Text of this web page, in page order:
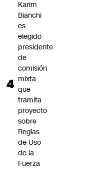
Karim
Bianchi
es
elegido
presidente
de
comisión
mixta
que
tramita
proyecto
sobre
Reglas
de Uso
de la
Fuerza